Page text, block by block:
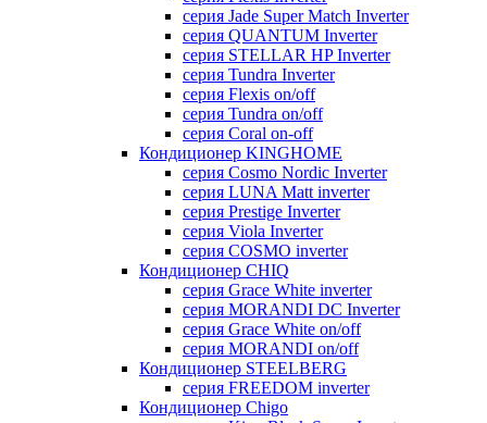
серия Jade Super Match Inverter
серия QUANTUM Inverter
серия STELLAR HP Inverter
серия Tundra Inverter
серия Flexis on/off
серия Tundra on/off
серия Coral on-off
Кондиционер KINGHOME
серия Cosmo Nordic Inverter
серия LUNA Matt inverter
серия Prestige Inverter
серия Viola Inverter
серия COSMO inverter
Кондиционер CHIQ
серия Grace White inverter
серия MORANDI DC Inverter
серия Grace White on/off
серия MORANDI on/off
Кондиционер STEELBERG
серия FREEDOM inverter
Кондиционер Chigo